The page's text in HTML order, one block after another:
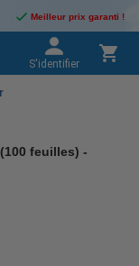
Meilleur prix garanti !
S'identifier
feuilles) -